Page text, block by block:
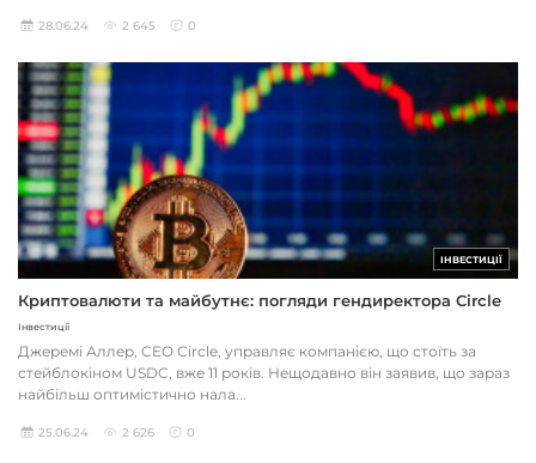
28.06.24 2 645 0
ІНВЕСТИЦІЇ
Криптовалюти та майбутнє: погляди гендиректора Circle
Інвестиції
Джеремі Аллер, CEO Circle, управляє компанією, що стоїть за
стейблокіном USDC, вже 11 років. Нещодавно він заявив, що зараз
найбільш оптимістично нала...
25.06.24 2 626 0